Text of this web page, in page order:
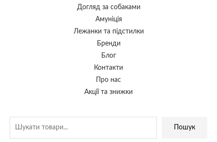
Догляд за собаками
Амуніція
Лежанки та підстилки
Бренди
Блог
Контакти
Про нас
Акції та знижки
Пошук